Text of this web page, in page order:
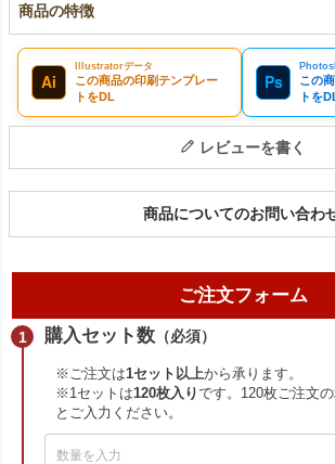
商品の特徴
Ai
Illustratorデータ
この商品の印刷テンプレー
トをDL
Ps
この
トを
レビューを書く
商品についてのお問い合わ
ご注文フォーム
購入セット数 （必須）
※ご注文は1セット以上から承ります。
※1セットは120枚入りです。120枚ご注文
とご入力ください。